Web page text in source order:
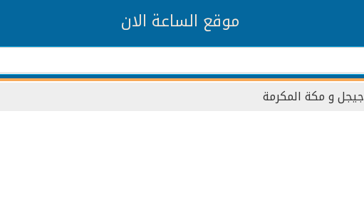
موقع الساعة الان
جيجل و مكة المكرمة